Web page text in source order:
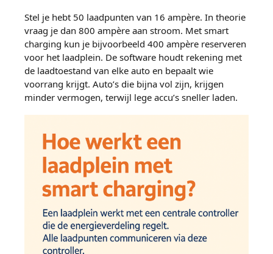
Stel je hebt 50 laadpunten van 16 ampère. In theorie
vraag je dan 800 ampère aan stroom. Met smart
charging kun je bijvoorbeeld 400 ampère reserveren
voor het laadplein. De software houdt rekening met
de laadtoestand van elke auto en bepaalt wie
voorrang krijgt. Auto’s die bijna vol zijn, krijgen
minder vermogen, terwijl lege accu’s sneller laden.